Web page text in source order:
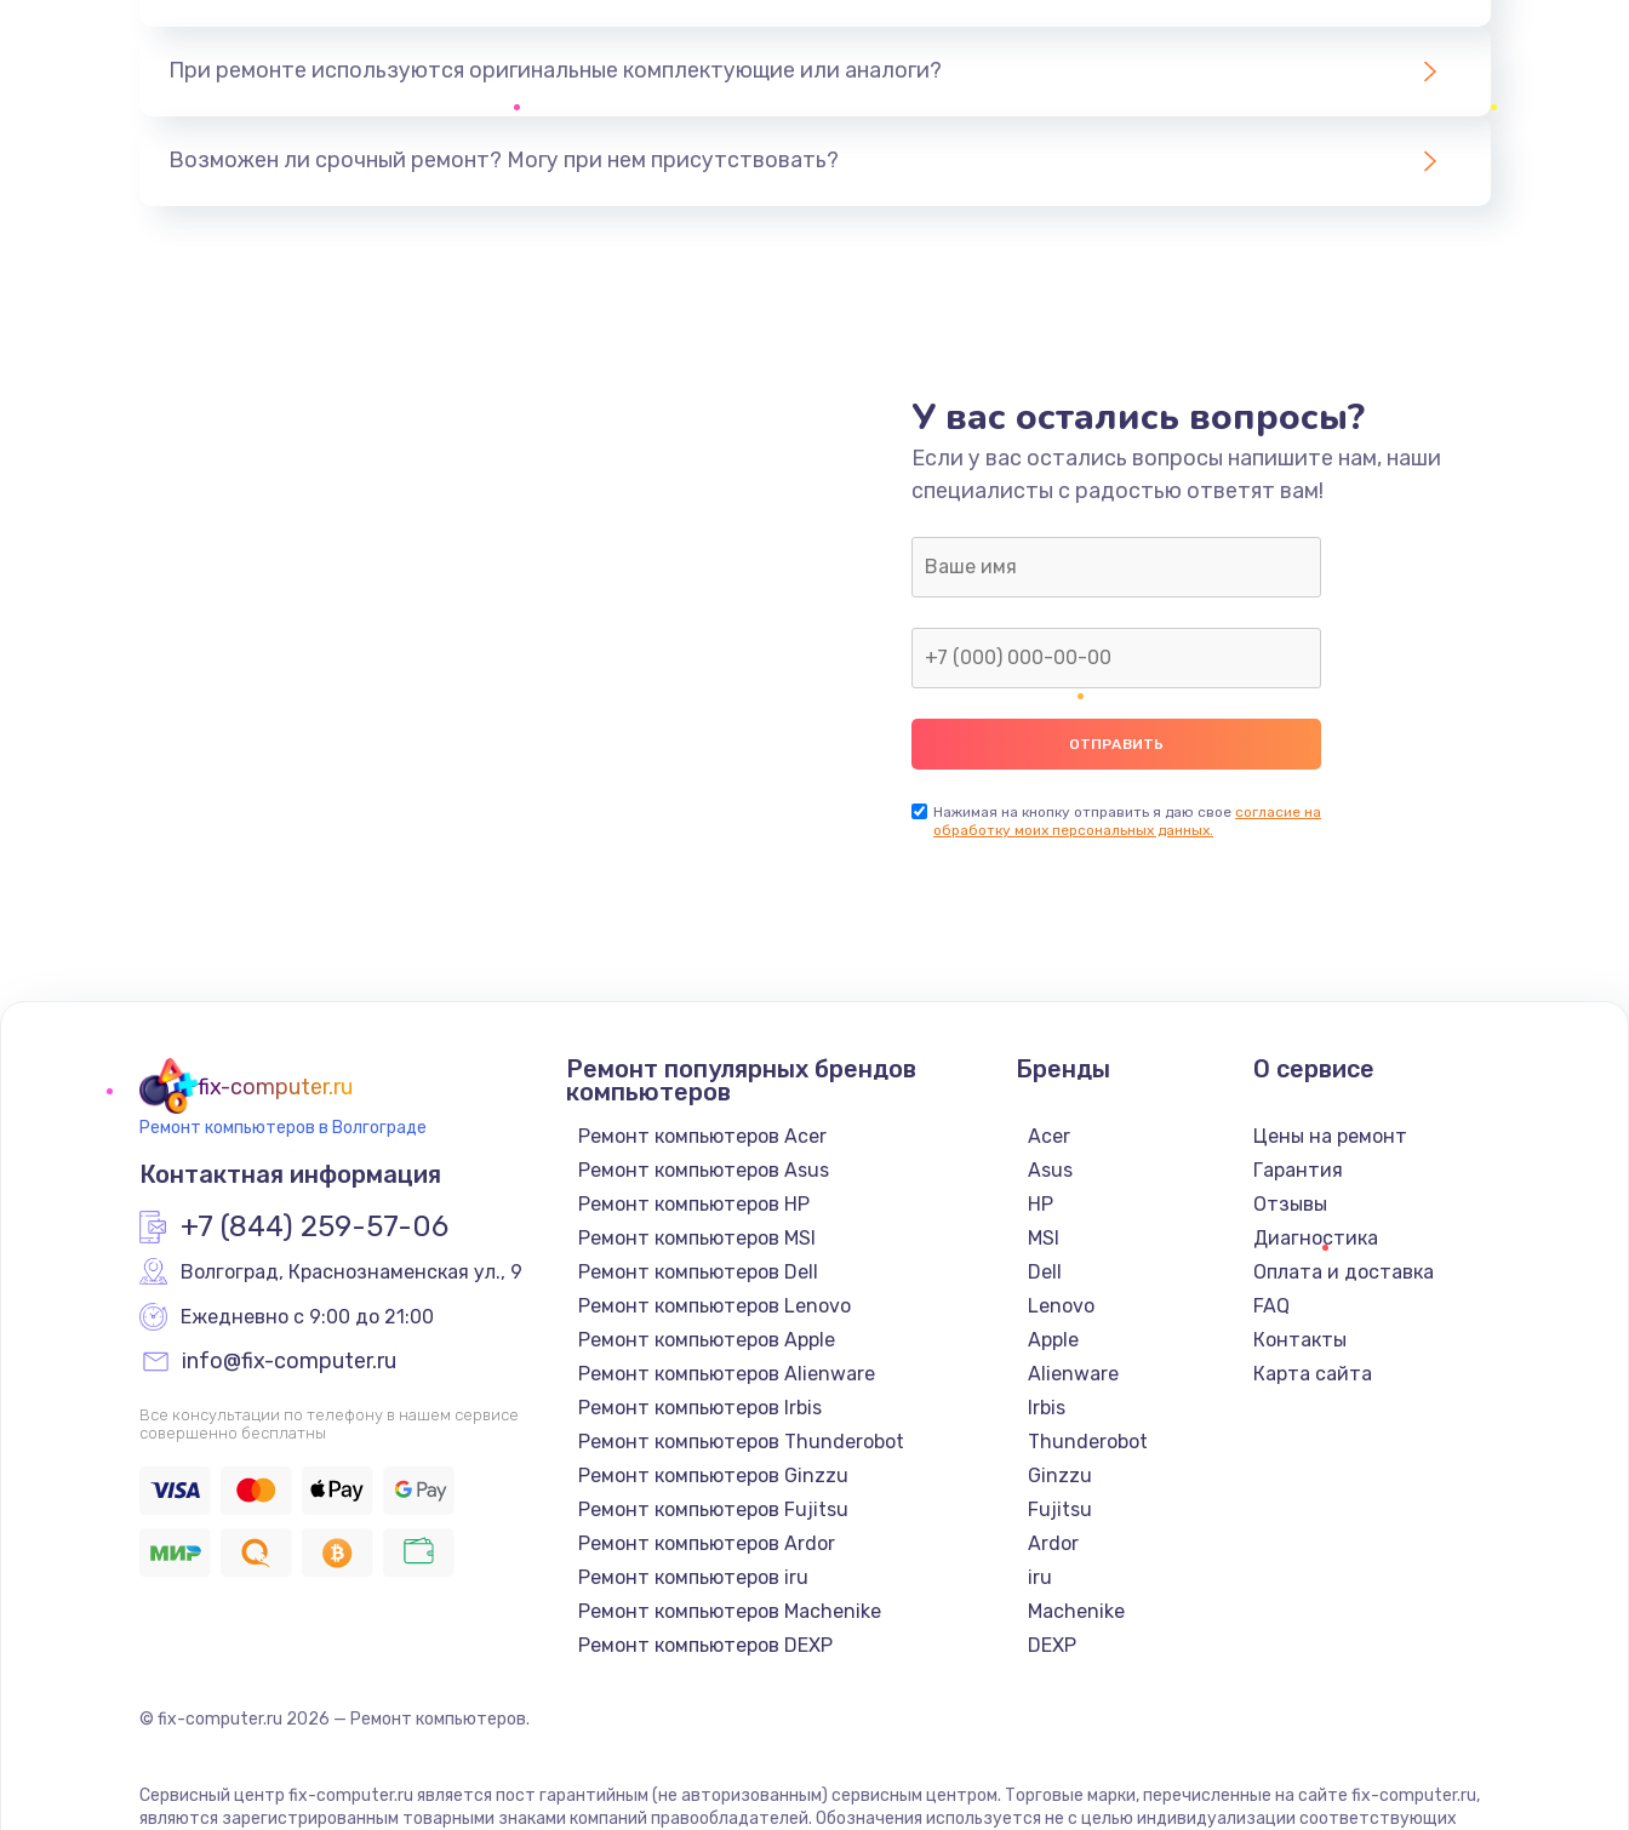
При ремонте используются оригинальные комплектующие или аналоги?
Возможен ли срочный ремонт? Могу при нем присутствовать?
У вас остались вопросы?
Если у вас остались вопросы напишите нам, наши
специалисты с радостью ответят вам!
Нажимая на кнопку отправить я даю свое согласие на
обработку моих персональных данных.
fix-computer.ru
Ремонт компьютеров в Волгограде
Контактная информация
+7 (844) 259-57-06
Волгоград, Краснознаменская ул., 9
Ежедневно с 9:00 до 21:00
info@fix-computer.ru
Все консультации по телефону в нашем сервисе
совершенно бесплатны
Ремонт популярных брендов
компьютеров
Ремонт компьютеров Acer
Ремонт компьютеров Asus
Ремонт компьютеров HP
Ремонт компьютеров MSI
Ремонт компьютеров Dell
Ремонт компьютеров Lenovo
Ремонт компьютеров Apple
Ремонт компьютеров Alienware
Ремонт компьютеров Irbis
Ремонт компьютеров Thunderobot
Ремонт компьютеров Ginzzu
Ремонт компьютеров Fujitsu
Ремонт компьютеров Ardor
Ремонт компьютеров iru
Ремонт компьютеров Machenike
Ремонт компьютеров DEXP
Бренды
Acer
Asus
HP
MSI
Dell
Lenovo
Apple
Alienware
Irbis
Thunderobot
Ginzzu
Fujitsu
Ardor
iru
Machenike
DEXP
О сервисе
Цены на ремонт
Гарантия
Отзывы
Диагностика
Оплата и доставка
FAQ
Контакты
Карта сайта
© fix-computer.ru 2026 — Ремонт компьютеров.
Сервисный центр fix-computer.ru является пост гарантийным (не авторизованным) сервисным центром. Торговые марки, перечисленные на сайте fix-computer.ru,
являются зарегистрированным товарными знаками компаний правообладателей. Обозначения используется не с целью индивидуализации соответствующих